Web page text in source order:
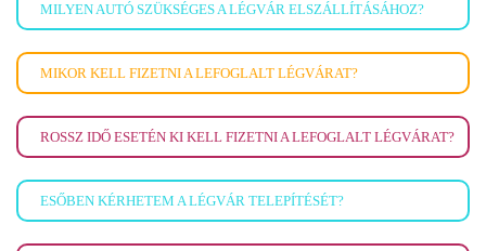
MILYEN AUTÓ SZÜKSÉGES A LÉGVÁR ELSZÁLLÍTÁSÁHOZ?
MIKOR KELL FIZETNI A LEFOGLALT LÉGVÁRAT?
ROSSZ IDŐ ESETÉN KI KELL FIZETNI A LEFOGLALT LÉGVÁRAT?
ESŐBEN KÉRHETEM A LÉGVÁR TELEPÍTÉSÉT?